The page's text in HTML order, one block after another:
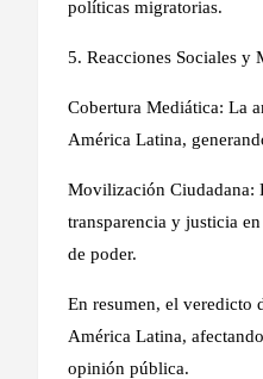
políticas migratorias.
5. Reacciones Sociales y
Cobertura Mediática: La
América Latina,
Movilización Ciudadana:
transparencia y justicia
de poder.
En resumen, el veredicto
América Latina,
opinión pública.